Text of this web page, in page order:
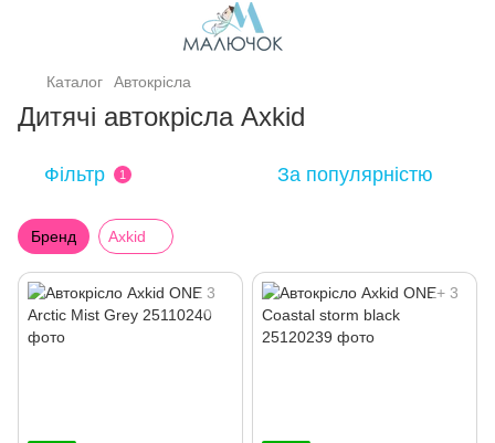
Каталог Автокрісла
Дитячі автокрісла Axkid
Фільтр 1 За популярністю
Бренд Axkid